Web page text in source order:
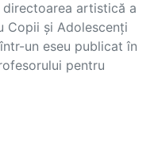
directoarea artistică a
Copii și Adolescenți
un eseu publicat în
pentru